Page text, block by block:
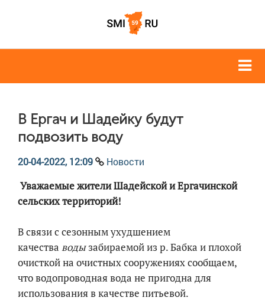
В Ергач и Шадейку будут
подвозить воду
20-04-2022, 12:09 Новости
Уважаемые жители Шадейской и Ергачинской
сельских территорий!
В связи с сезонным ухудшением
качества водызабираемой из р. Бабка и плохой
очисткой на очистных сооружениях сообщаем,
что водопроводная вода не пригодна для
использования в качестве питьевой.